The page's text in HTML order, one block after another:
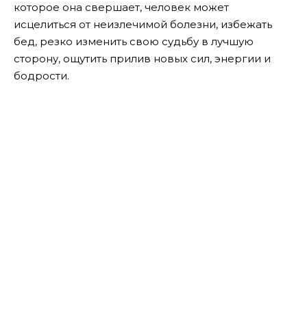
которое она свершает, человек может
исцелиться от неизлечимой болезни, избежать
бед, резко изменить свою судьбу в лучшую
сторону, ощутить прилив новых сил, энергии и
бодрости.